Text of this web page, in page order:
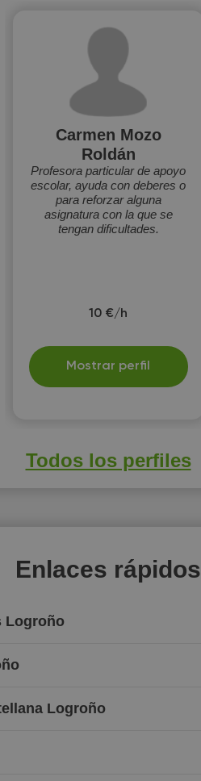
Carmen Mozo
Roldán
Profesora particular de apoyo
escolar, ayuda con deberes o
para reforzar alguna
asignatura con la que se
tengan dificultades.
10 €/h
Mostrar perfil
Todos los perfiles
Enlaces rápidos
Logroño
Logroño